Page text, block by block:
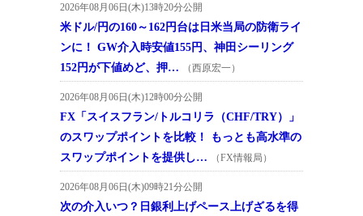
2026年08月06日(木)13時20分公開
米ドル/円の160～162円台は日米当局の防衛ライ
ンに！ GW介入時安値155円、神田シーリング
152円が下値めど、押…
（西原宏一）
2026年08月06日(木)12時00分公開
FX「スイスフラン/トルコリラ（CHF/TRY）」
のスワップポイントを比較！ もっとも高水準の
スワップポイントを提供し…
（FX情報局）
2026年08月06日(木)09時21分公開
次の介入いつ？日銀利上げペース上げざるを得